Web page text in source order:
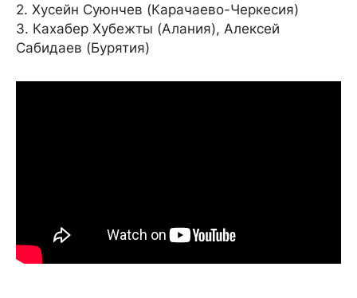
2. Хусейн Суюнчев (Карачаево-Черкесия)
3. Кахабер Хубежты (Алания), Алексей
Сабидаев (Бурятия)